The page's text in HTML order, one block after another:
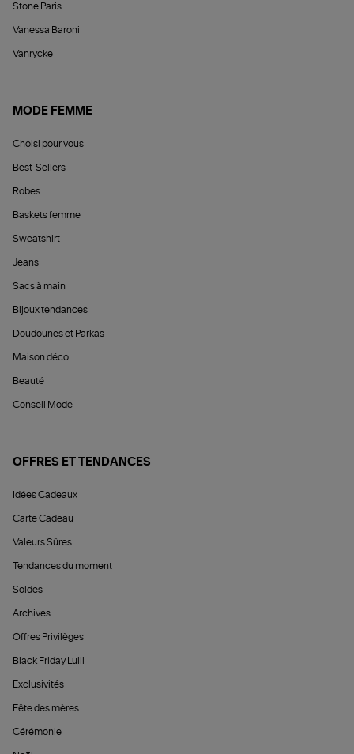
Stone Paris
Vanessa Baroni
Vanrycke
MODE FEMME
Choisi pour vous
Best-Sellers
Robes
Baskets femme
Sweatshirt
Jeans
Sacs à main
Bijoux tendances
Doudounes et Parkas
Maison déco
Beauté
Conseil Mode
OFFRES ET TENDANCES
Idées Cadeaux
Carte Cadeau
Valeurs Sûres
Tendances du moment
Soldes
Archives
Offres Privilèges
Black Friday Lulli
Exclusivités
Fête des mères
Cérémonie